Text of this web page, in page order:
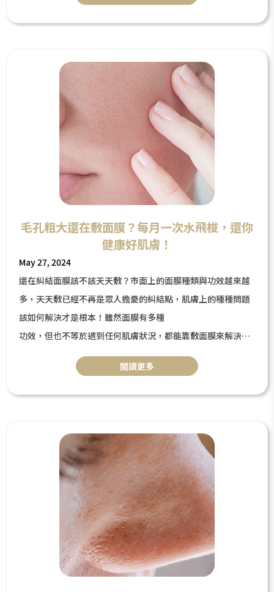
毛孔粗大還在敷面膜？每月一次水飛梭，還你
健康好肌膚！
May 27, 2024
還在糾結面膜該不該天天敷？市面上的面膜種類與功效越來越
多，天天敷已經不再是眾人擔憂的糾結點，肌膚上的種種問題
該如何解決才是根本！雖然面膜有多種
功效，但也不等於遇到任何肌膚狀況，都能靠敷面膜來解決，
想要徹底的解決肌膚問題就要靠專業「水飛梭」來處理～每個
月定期保養，就能避免因空氣髒污、油脂等造成的肌膚問題
閲讀更多